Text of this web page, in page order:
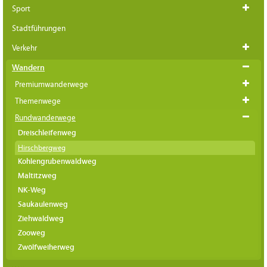
Sport
Stadtführungen
Verkehr
Wandern
Premiumwanderwege
Themenwege
Rundwanderwege
Dreischleifenweg
Hirschbergweg
Kohlengrubenwaldweg
Maltitzweg
NK-Weg
Saukaulenweg
Ziehwaldweg
Zooweg
Zwölfweiherweg